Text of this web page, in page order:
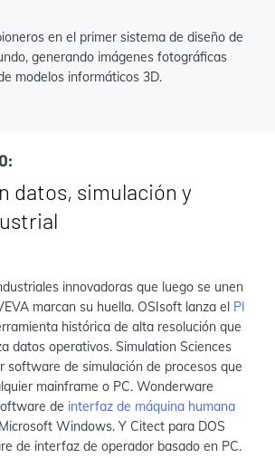
en el primer sistema de diseño de
generando imágenes fotográficas
modelos informáticos 3D.
datos, simulación y
innovadoras que luego se unen
marcan su huella. OSIsoft lanza el PI
histórica de alta resolución que
datos operativos. Simulation Sciences
software de simulación de procesos que
mainframe o PC. Wonderware
de interfaz de máquina humana
Windows. Y Citect para DOS
de interfaz de operador basado en PC.